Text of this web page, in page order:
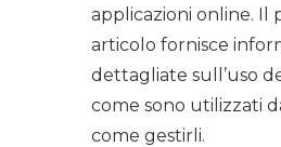
applicazioni online. Il
articolo fornisce
dettagliate sull’uso
come sono utilizzati
come gestirli.